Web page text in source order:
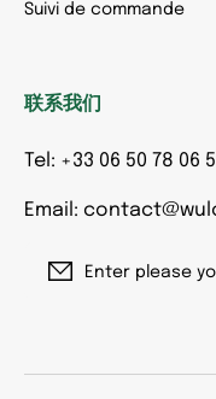
Suivi de commande
联系我们
Tel: +33 06 50 78 06
Email:
Enter please